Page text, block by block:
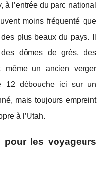
à l’entrée du parc national
moins fréquenté que
plus beaux du pays. Il
dômes de grès, des
même un ancien verger
12 débouche ici sur un
mais toujours empreint
à l’Utah.
pour les voyageurs